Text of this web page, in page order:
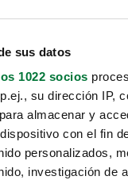
sus datos
1022 socios
su dirección IP,
almacenar y
con el fin
personalizados,
investigación de
no
hasta